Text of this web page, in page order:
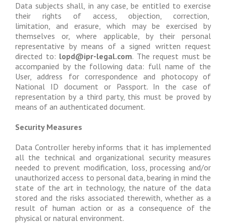
Data subjects shall, in any case, be entitled to exercise
their rights of access, objection, correction,
limitation, and erasure, which may be exercised by
themselves or, where applicable, by their personal
representative by means of a signed written request
directed to: lopd@ipr-legal.com. The request must be
accompanied by the following data: full name of the
User, address for correspondence and photocopy of
National ID document or Passport. In the case of
representation by a third party, this must be proved by
means of an authenticated document.
Security Measures
Data Controller hereby informs that it has implemented
all the technical and organizational security measures
needed to prevent modification, loss, processing and/or
unauthorized access to personal data, bearing in mind the
state of the art in technology, the nature of the data
stored and the risks associated therewith, whether as a
result of human action or as a consequence of the
physical or natural environment.